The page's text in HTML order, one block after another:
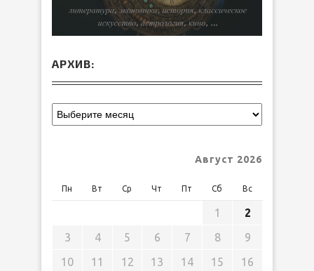
АРХИВ:
Август 2026
Пн Вт Ср Чт Пт Сб Вс
1
2
3
4 5 6 7 8
9
10
11 12 13 14 15
16